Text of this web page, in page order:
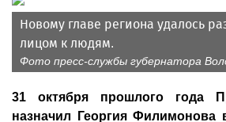
Новому главе региона удалось
лицом к людям.
Фото пресс-службы губернатора
31 октября прошлого года
назначил Георгия Филимонова